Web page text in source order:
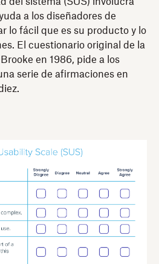
a los diseñadores de
lo fácil que es su producto y lo
El cuestionario original de la
en 1986, pide a los
serie de afirmaciones en